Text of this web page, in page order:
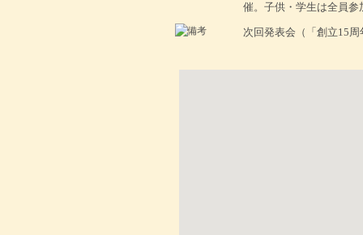
催。子供・学生は全員
次回発表会（「創立15